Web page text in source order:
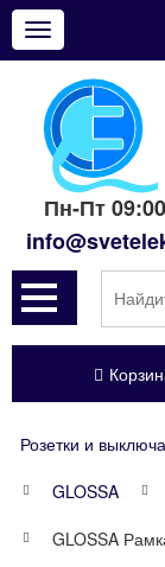
Показать
меню
Пн-Пт
Розетки и
GLOSSA
GLOSSA